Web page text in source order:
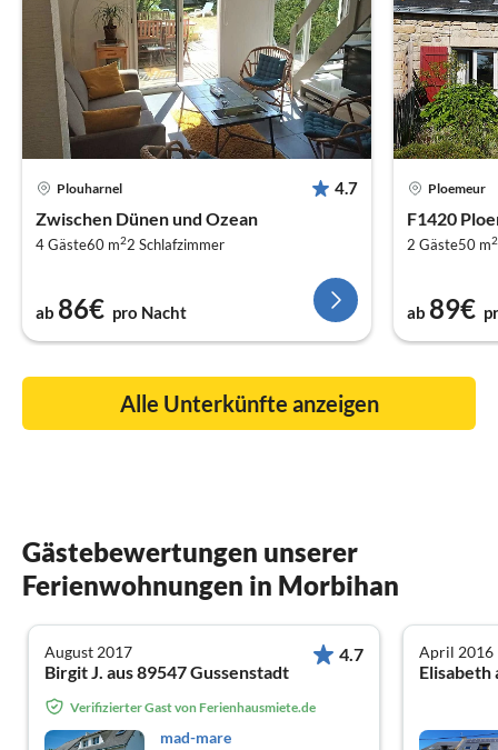
Plouharnel 4.7
Zwischen Dünen und Ozean
4 Gäste60 m22 Schlafzimmer
ab 86€ pro Nacht
Ploemeur
F1420
2 Gäste50 m2
ab 89€
Alle Unterkünfte anzeigen
Gästebewertungen unserer
Ferienwohnungen in Morbihan
August 2017
Birgit J. aus 89547 Gussenstadt
4.7
Verifizierter Gast von Ferienhausmiete.de
mad-mare
April 2016
Elisabeth